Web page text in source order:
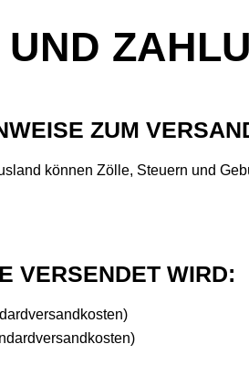
UND
ZUM
können Zölle, Steuern und
VERSENDET WIRD: